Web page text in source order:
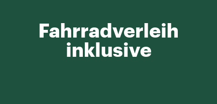
Fahrradverleih
inklusive